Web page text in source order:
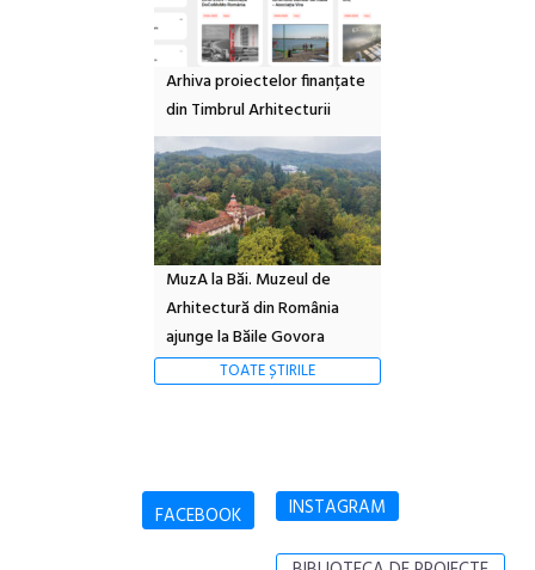
Arhiva proiectelor finanțate
din Timbrul Arhitecturii
MuzA la Băi. Muzeul de
Arhitectură din România
ajunge la Băile Govora
TOATE ȘTIRILE
FACEBOOK INSTAGRAM